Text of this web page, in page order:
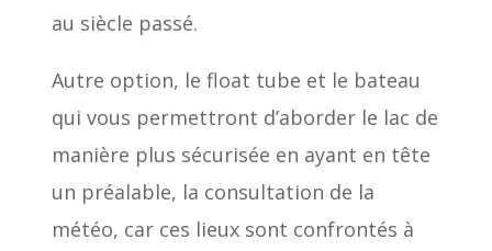
au siècle passé.
Autre option, le float tube et le bateau
qui vous permettront d’aborder le lac de
manière plus sécurisée en ayant en tête
un préalable, la consultation de la
météo, car ces lieux sont confrontés à